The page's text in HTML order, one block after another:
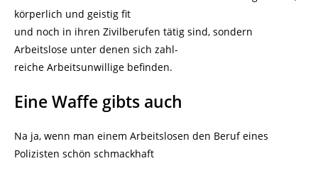
körperlich und geistig fit
und noch in ihren Zivilberufen tätig sind, sondern
Arbeitslose unter denen sich zahl-
reiche Arbeitsunwillige befinden.
Eine Waffe gibts auch
Na ja, wenn man einem Arbeitslosen den Beruf eines
Polizisten schön schmackhaft